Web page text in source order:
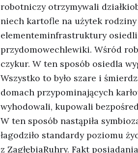
robotniczy otrzymywali
niech kartofle na użytek
elementeminfrastruktury
przydomowechlewiki. Wśród
czykur. W ten sposób osiedla
Wszystko to było szare i
domach przypominających
wyhodowali, kupowali
W ten sposób nastąpiła
łagodziło standardy poziomu
z ZagłębiaRuhry. Fakt